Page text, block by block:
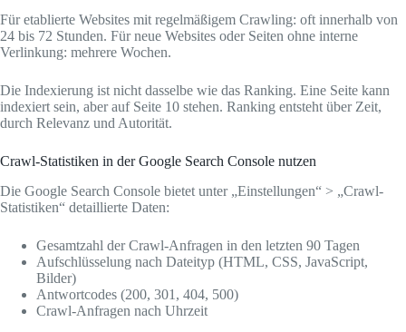
Für etablierte Websites mit regelmäßigem Crawling: oft innerhalb von
24 bis 72 Stunden. Für neue Websites oder Seiten ohne interne
Verlinkung: mehrere Wochen.
Die Indexierung ist nicht dasselbe wie das Ranking. Eine Seite kann
indexiert sein, aber auf Seite 10 stehen. Ranking entsteht über Zeit,
durch Relevanz und Autorität.
Crawl-Statistiken in der Google Search Console nutzen
Die Google Search Console bietet unter „Einstellungen“ > „Crawl-
Statistiken“ detaillierte Daten:
Gesamtzahl der Crawl-Anfragen in den letzten 90 Tagen
Aufschlüsselung nach Dateityp (HTML, CSS, JavaScript,
Bilder)
Antwortcodes (200, 301, 404, 500)
Crawl-Anfragen nach Uhrzeit